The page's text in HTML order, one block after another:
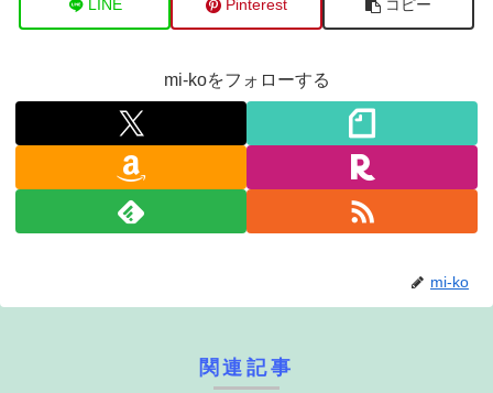
LINE Pinterest コピー
mi-koをフォローする
mi-ko
関連記事